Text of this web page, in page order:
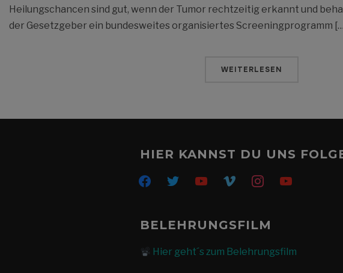
Heilungschancen sind gut, wenn der Tumor rechtzeitig erkannt und
der Gesetzgeber ein bundesweites organisiertes Screeningprogramm
WEITERLESEN
HIER KANNST DU UNS
facebooktwitter youtubevimeo instagramyoutube
BELEHRUNGSFILM
Hier geht´s zum Belehrungsfilm